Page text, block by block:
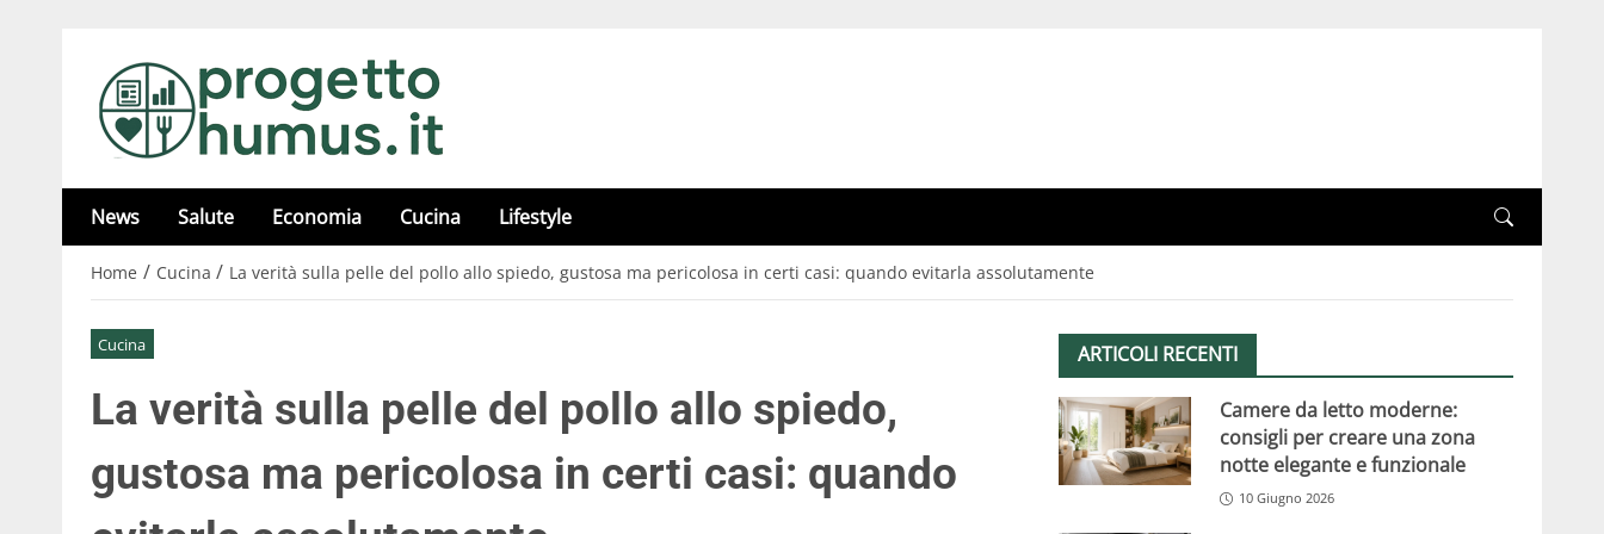
News Salute Economia Cucina Lifestyle
Home / Cucina / La verità sulla pelle del pollo allo spiedo, gustosa ma pericolosa in certi casi: quando evitarla assolutamente
Cucina
La verità sulla pelle del pollo allo spiedo,
gustosa ma pericolosa in certi casi: quando
ARTICOLI RECENTI
Camere da letto moderne:
consigli per creare una zona
notte elegante e funzionale
10 Giugno 2026